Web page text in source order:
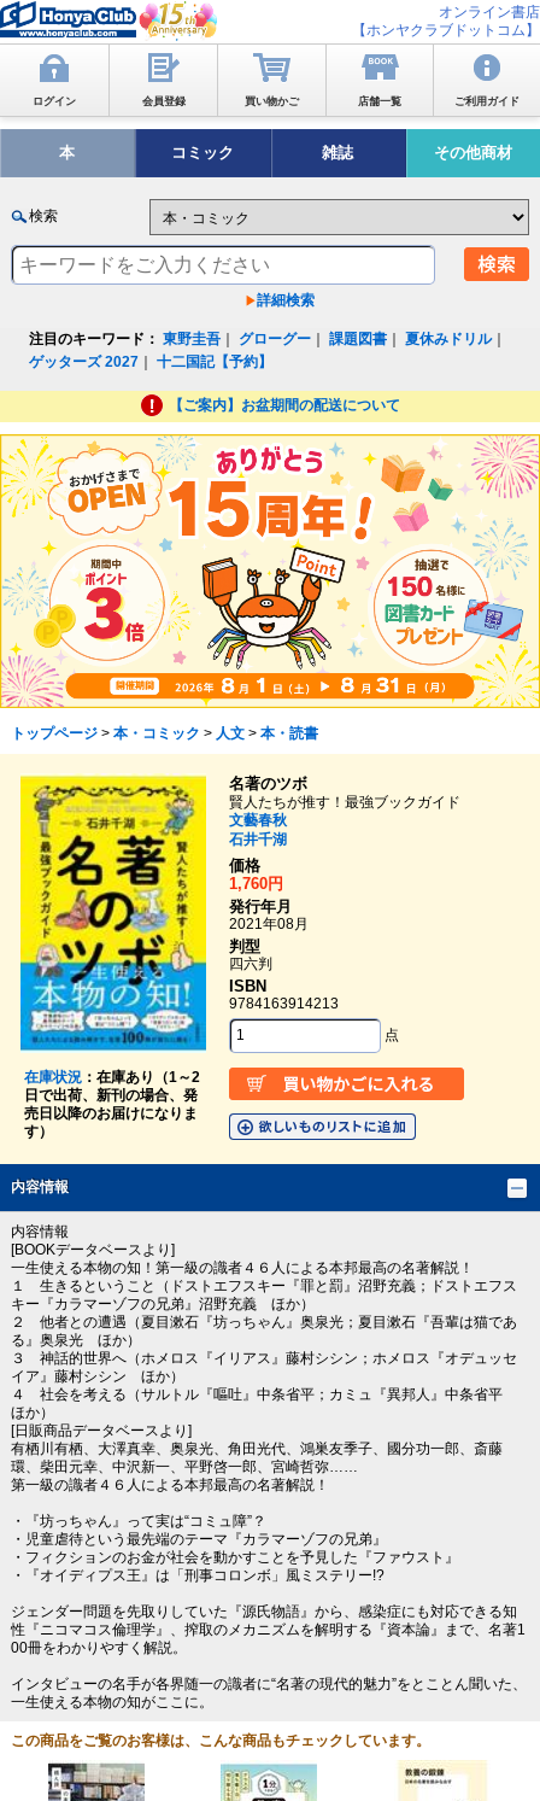
オンライン書店
【ホンヤクラブドットコム】
ログイン 会員登録 買い物かご 店舗一覧 ご利用ガイド
本 コミック 雑誌 その他商材
検索
詳細検索
注目のキーワード： 東野圭吾 グローグー ｜課題図書 ｜夏休みドリル｜
ゲッターズ 2027 ｜十二国記【予約】
【ご案内】お盆期間の配送について
トップページ> 本・コミック > 人文> 本・読書
在庫状況：在庫あり（1～2
日で出荷、新刊の場合、発
売日以降のお届けになりま
す）
名著のツボ
賢人たちが推す！最強ブックガイド
文藝春秋
石井千湖
価格
1,760円
発行年月
2021年08月
判型
四六判
ISBN
9784163914213
点
内容情報
内容情報
[BOOKデータベースより]
一生使える本物の知！第一級の識者４６人による本邦最高の名著解説！
１ 生きるということ（ドストエフスキー『罪と罰』沼野充義；ドストエフス
キー『カラマーゾフの兄弟』沼野充義 ほか）
２ 他者との遭遇（夏目漱石『坊っちゃん』奥泉光；夏目漱石『吾輩は猫であ
る』奥泉光 ほか）
３ 神話的世界へ（ホメロス『イリアス』藤村シシン；ホメロス『オデュッセ
イア』藤村シシン ほか）
４ 社会を考える（サルトル『嘔吐』中条省平；カミュ『異邦人』中条省平
ほか）
[日販商品データベースより]
有栖川有栖、大澤真幸、奥泉光、角田光代、鴻巣友季子、國分功一郎、斎藤
環、柴田元幸、中沢新一、平野啓一郎、宮崎哲弥……
第一級の識者４６人による本邦最高の名著解説！
・『坊っちゃん』って実は“コミュ障”？
・児童虐待という最先端のテーマ『カラマーゾフの兄弟』
・フィクションのお金が社会を動かすことを予見した『ファウスト』
・『オイディプス王』は「刑事コロンボ」風ミステリー!?
ジェンダー問題を先取りしていた『源氏物語』から、感染症にも対応できる知
性『ニコマコス倫理学』、搾取のメカニズムを解明する『資本論』まで、名著1
00冊をわかりやすく解説。
インタビューの名手が各界随一の識者に“名著の現代的魅力”をとことん聞いた、
一生使える本物の知がここに。
この商品をご覧のお客様は、こんな商品もチェックしています。